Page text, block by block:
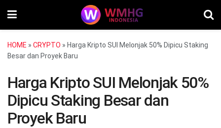
HOME » CRYPTO » Harga Kripto SUI Melonjak 50% Dipicu Staking
Besar dan Proyek Baru
Harga Kripto SUI Melonjak 50%
Dipicu Staking Besar dan
Proyek Baru